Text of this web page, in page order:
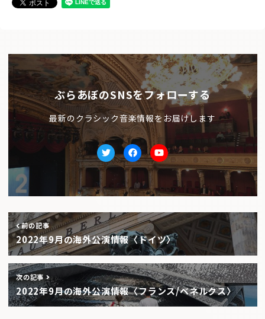
ぶらあぼのSNSをフォローする
最新のクラシック音楽情報をお届けします
TwitterfacebookYoutube
前の記事
2022年9月の海外公演情報〈ドイツ〉
次の記事
2022年9月の海外公演情報〈フランス/ベネルクス〉